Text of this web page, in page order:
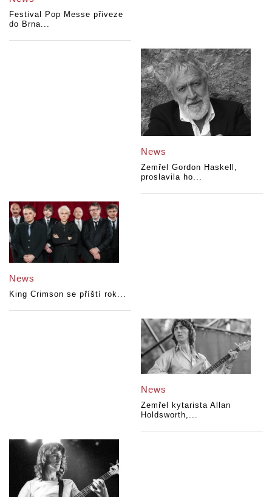
Festival Pop Messe přiveze
do Brna...
News
Zemřel Gordon Haskell,
proslavila ho...
News
King Crimson se příští rok...
News
Zemřel kytarista Allan
Holdsworth,...